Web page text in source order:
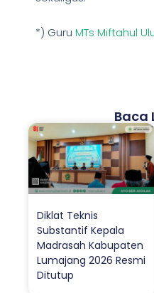
*) Guru MTs Miftahul
Baca
Diklat Teknis
Substantif Kepala
Madrasah Kabupaten
Lumajang 2026 Resmi
Ditutup